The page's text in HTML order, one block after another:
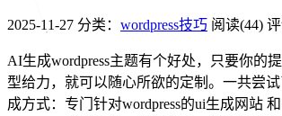
2025-11-27 分类： wordpress技巧 阅读(44)
AI生成wordpress主题有个好处，只要你的
型给力，就可以随心所欲的定制。一共尝
成方式：专门针对wordpress的ui生成网站